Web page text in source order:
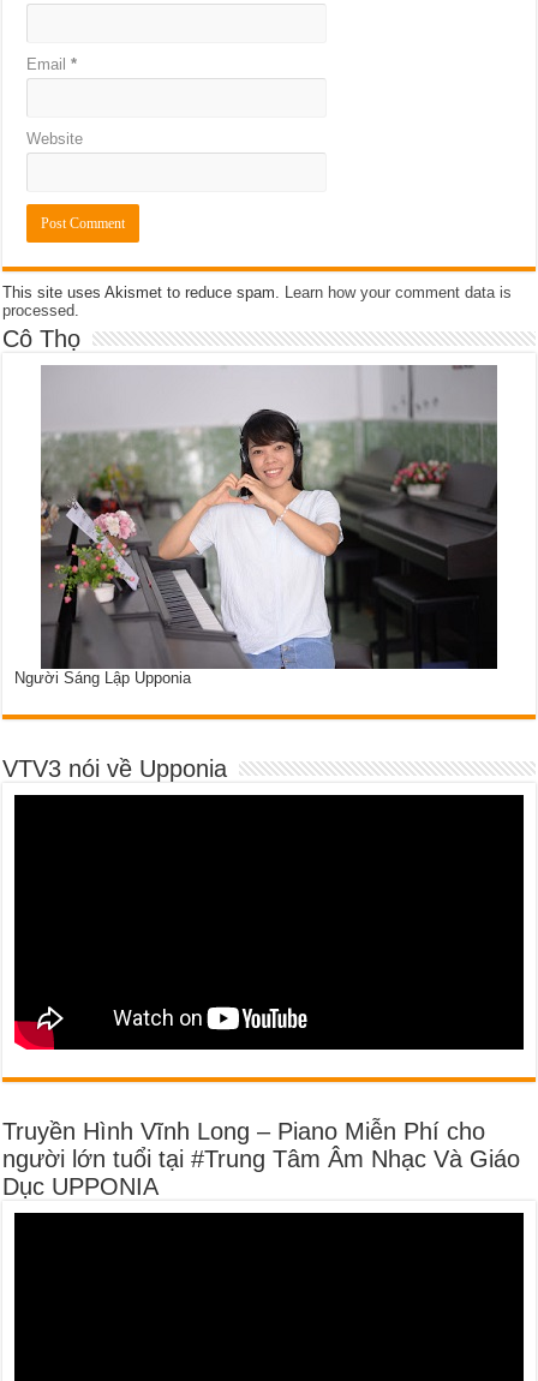
Email*
Website
This site uses Akismet to reduce spam.
Learn how your comment data is
processed
Cô Thọ
Người Sáng Lập Upponia
VTV3 nói về Upponia
Truyền Hình Vĩnh Long – Piano Miễn Phí cho
người lớn tuổi tại #Trung Tâm Âm Nhạc Và Giáo
Dục UPPONIA